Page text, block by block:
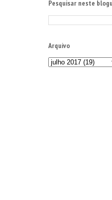
Pesquisar neste
Arquivo